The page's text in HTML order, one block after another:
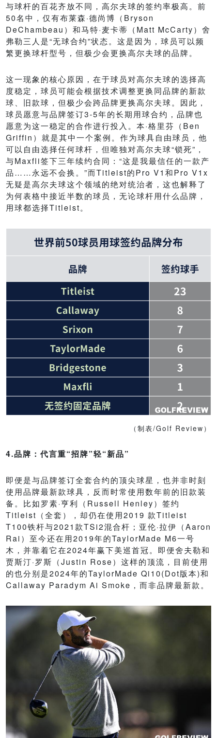
与球杆的百花齐放不同，高尔夫球的签约率极高。前
50名中，仅有布莱森·德尚博（Bryson
DeChambeau）和马特·麦卡蒂（Matt McCarty）舍
弗勒三人是“无球合约”状态。这是因为，球员可以频
繁更换球杆型号，但极少会更换高尔夫球的品牌。
这一现象的核心原因，在于球员对高尔夫球的选择高
度稳定，球员可能会根据技术调整更换同品牌的新款
球、旧款球，但极少会跨品牌更换高尔夫球。因此，
球员愿意与品牌签订3-5年的长期用球合约，品牌也
愿意为这一稳定的合作进行投入。本·格里芬（Ben
Griffin）就是其中一个案例。作为球具自由球员，他
可以自由选择任何球杆，但唯独对高尔夫球“锁死”，
与Maxfli签下三年续约合同：“这是我最信任的一款产
品……永远不会换。”而Titleist的Pro V1和Pro V1x
无疑是高尔夫球这个领域的绝对统治者，这也解释了
为何表格中接近半数的球员，无论球杆用什么品牌，
用球都选择Titleist。
（制表/Golf Review）
4.品牌：代言重“招牌”轻“新品”
即便是与品牌签订全套合约的顶尖球星，也并非时刻
使用品牌最新款球具，反而时常使用数年前的旧款装
备。比如罗素·亨利（Russell Henley）签约
Titleist（全套），却仍在使用2019 款Titleist
T100铁杆与2021款TSi2混合杆；亚伦·拉伊（Aaron
Rai）至今还在用2019年的TaylorMade M6一号
木，并靠着它在2024年赢下美巡首冠。即便舍夫勒和
贾斯汀·罗斯（Justin Rose）这样的顶流，目前使用
的也分别是2024年的TaylorMade Qi10(Dot版本)和
Callaway Paradym Ai Smoke，而非品牌最新款。